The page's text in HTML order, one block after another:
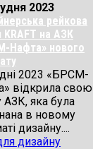
2023
рейкова
KRAFT на АЗК
Нафта» нового
2023 «БРСМ-
відкрила свою
АЗК, яка була
в новому
дизайну....
дизайну